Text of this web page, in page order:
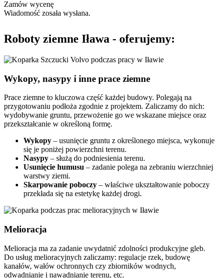
Zamów wycenę
Wiadomość zosała wysłana.
Roboty ziemne Iława - oferujemy:
Wykopy, nasypy i inne prace ziemne
Prace ziemne to kluczowa część każdej budowy. Polegają na
przygotowaniu podłoża zgodnie z projektem. Zaliczamy do nich:
wydobywanie gruntu, przewożenie go we wskazane miejsce oraz
przekształcanie w określoną formę.
Wykopy – usunięcie gruntu z określonego miejsca, wykonuje
się je poniżej powierzchni terenu.
Nasypy – służą do podniesienia terenu.
Usunięcie humusu – zadanie polega na zebraniu wierzchniej
warstwy ziemi.
Skarpowanie poboczy – właściwe ukształtowanie poboczy
przekłada się na estetykę każdej drogi.
Melioracja
Melioracja ma za zadanie uwydatnić zdolności produkcyjne gleb.
Do usług melioracyjnych zaliczamy: regulacje rzek, budowę
kanałów, wałów ochronnych czy zbiorników wodnych,
odwadnianie i nawadnianie terenu, etc.